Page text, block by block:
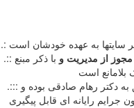
از مدیریت و با ذکر مبنع
.::: کلیه حقوق مادی و معنوی این سایت متعلق به دکتر رهام صادقی بوده و
سواستفاده از آن طبق ماده 12 قانون جرایم رایانه ای قابل پیگیری